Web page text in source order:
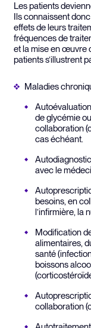
Les patients
Ils connaissent
effets de leurs
fréquences de
et la mise en œuvre
patients s’illustrent
Maladies
de glycémie
collaboration
cas échéant.
avec le
besoins, en
l’infirmière, la
Modification
alimentaires,
santé
boissons
collaboration